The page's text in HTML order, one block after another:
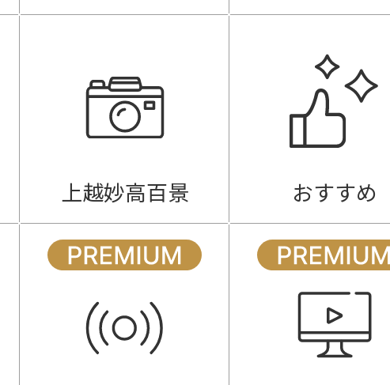
上越妙高百景 おすすめ